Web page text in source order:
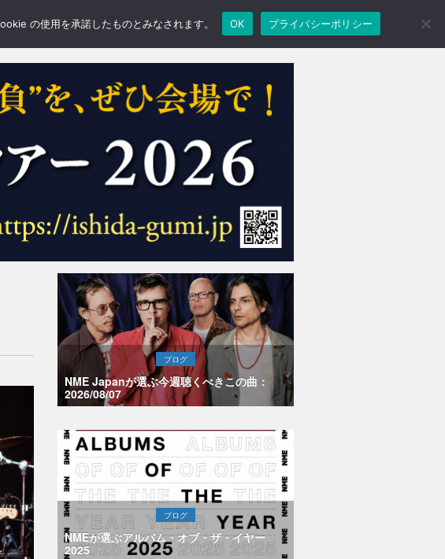
ブログ
NME Japanが選ぶ今週聴くべきこの曲：
2026/08/07
ブログ
NMEが選ぶアルバム・オブ・ザ・イヤー
2025
の使用を承諾したものとみなされます。 OK プライバシーポリシー